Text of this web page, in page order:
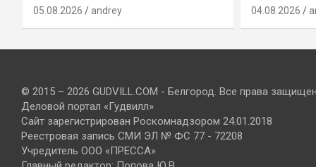
05.08.2026 andrey 04.08.2026
© 2015 – 2026 GUDVILL.COM - Белгород. Все права
Деловой портал «Гудвилл»
Сайт зарегистрирован Роскомнадзором 24.01.2018
Реестровая запись СМИ ЭЛ № ФС 77 - 72208
Учредитель ООО «ПРЕССА»